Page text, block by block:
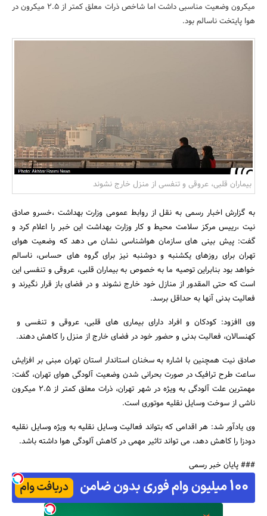
مسکن و ساختمان
جستجو
میکرون وضعیت مناسبی داشت اما شاخص ذرات معلق کمتر از 2.5 میکرون در
هوا پایتخت ناسالم بود.
بیماران قلبی، عروقی و تنفسی از منزل خارج نشوند
به گزارش اخبار رسمی به نقل از روابط عمومی وزارت بهداشت ،خسرو صادق
نیت ،رییس مرکز سلامت محیط و کار وزارت بهداشت این خبر را اعلام کرد و
گفت: پیش بینی های سازمان هواشناسی نشان می دهد که وضعیت هوای
تهران برای روزهای یکشنبه و دوشنبه نیز برای گروه های حساس، ناسالم
خواهد بود بنابراین توصیه ما به خصوص به بیماران قلبی، عروقی و تنفسی این
است که حتی المقدور از منازل خود خارج نشوند و در فضای باز قرار نگیرند و
فعالیت بدنی آنها به حداقل برسد.
وی اافزود: کودکان و افراد دارای بیماری های قلبی، عروقی و تنفسی و
کهنسالان، فعالیت بدنی و حضور خود در فضای خارج از منزل را کاهش دهند.
صادق نیت همچنین با اشاره به سخنان استاندار استان تهران مبنی بر افزایش
ساعت طرح ترافیک در صورت بحرانی شدن وضعیت آلودگی هوای تهران، گفت:
مهمترین علت آلودگی به ویژه در شهر تهران، ذرات معلق کمتر از 2.5 میکرون
ناشی از سوخت وسایل نقلیه موتوری است.
وی یادآور شد: هر اقدامی که بتواند فعالیت وسایل نقلیه به ویژه وسایل نقلیه
دودزا را کاهش دهد، می تواند تاثیر مهمی در کاهش آلودگی هوا داشته باشد.
### پایان خبر رسمی